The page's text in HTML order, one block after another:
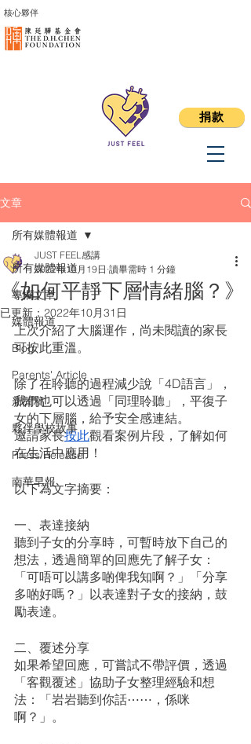
捐款
核心夥伴
文章
所有媒體報道
專欄文章
媒體報道
Blog
Parents' Article
新聞稿
夥伴學校故事
Press Release
南華早報
所有媒體報道
《如何平靜下層情緒腦？》
JUST FEEL感講
2022年10月19日 讀畢需時 1 分鐘
已更新： 2022年10月31日
上次介紹了大腦運作，尚未閱讀的家長
可按此重溫。
除了在聆聽的過程減少說「4D語言」，
我們也可以透過「同理聆聽」，平復子
女的下層腦，給予安全感連結。
邀請家長按此觀看案例片段，了解如何
在生活中應用！
以下為文字摘要：
一、表達接納
聽到子女的分享時，可暫時放下自己的
想法，透過簡單的回應先了解子女：
「可唔可以講多啲俾我知啊？」「分享
多啲好嗎？」以表達對子女的接納，鼓
勵表達。
二、覆述分享
如果希望回應，可嘗試不帶評價，透過
「客觀覆述」協助子女整理經驗和想
法：「岩岩聽到你話⋯⋯，係咪
啊？」。